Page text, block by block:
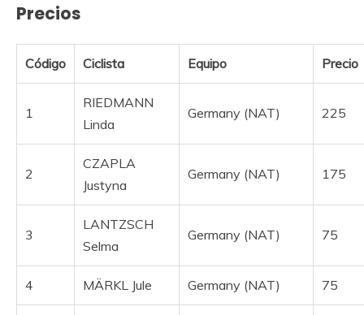
Precios
Código Ciclista Equipo Precio
1
RIEDMANN
Linda
Germany (NAT) 225
2
CZAPLA
Justyna
Germany (NAT) 175
3
LANTZSCH
Selma
Germany (NAT) 75
4 MÄRKL Jule Germany (NAT) 75